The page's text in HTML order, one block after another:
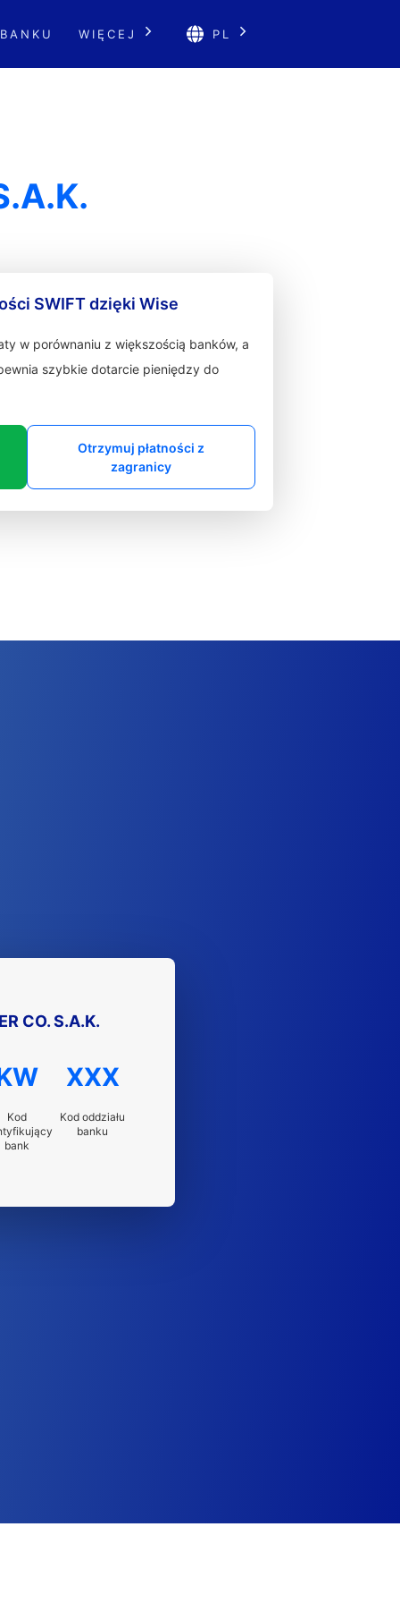
WIĘCEJ PL
SWIFT dzięki Wise
w porównaniu z większością banków, a
szybkie dotarcie pieniędzy do
Otrzymuj płatności z
zagranicy
CO. S.A.K.
Kod
bank
XXX
Kod oddziału
banku